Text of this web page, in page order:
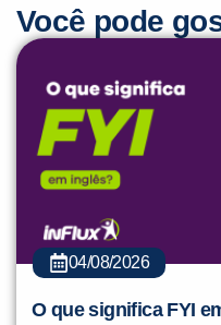
Você pode
04/08/2026
O que significa FYI